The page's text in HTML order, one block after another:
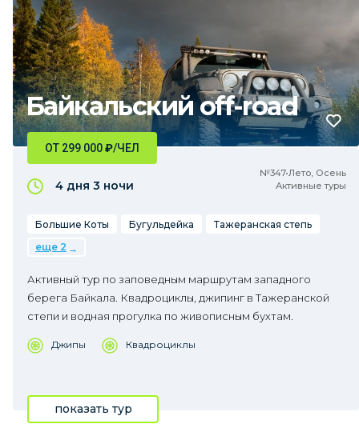
Байкальский off-road
№347•Лето, Осень
Активные туры
ОТ 299 000₽/ЧЕЛ
4 дня 3 ночи
Большие Коты Бугульдейка
Тажеранская степь
еще 2
Активный тур по заповедным маршрутам западного
берега Байкала. Квадроциклы, джипинг в Тажеранской
степи и водная прогулка по живописным бухтам.
Джипы Квадроциклы
показать тур